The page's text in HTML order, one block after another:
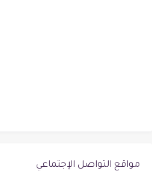
مواقع التواصل الإجتماعي